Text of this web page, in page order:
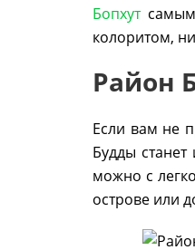
Бопхутсамым
колоритом,
Район
Если вам не
Будды
можно с
острове или